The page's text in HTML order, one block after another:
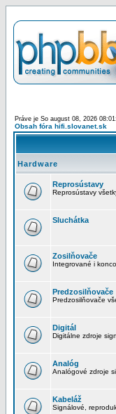
Práve je So august 08, 2026
Obsah fóra hifi.slovanet.sk
Hardware
Reprosústavy
Reprosústavy
Sluchátka
Zosilňovače
Integrované i
Predzosilňovače
Predzosilňovače
Digitál
Digitálne zdroje
Analóg
Analógové zdroje
Kabeláž
Signálové,